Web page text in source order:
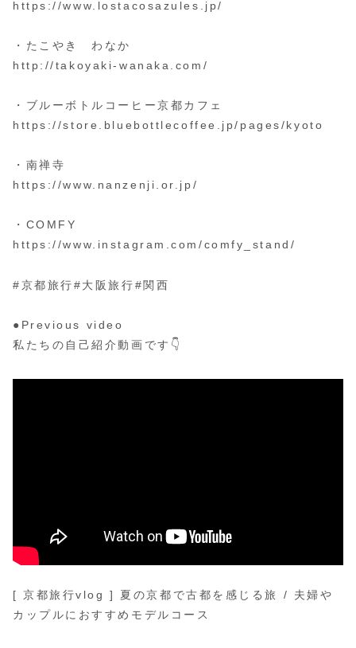
https://www.lostacosazules.jp/
・たこやき わなか
http://takoyaki-wanaka.com/
・ブルーボトルコーヒー京都カフェ
https://store.bluebottlecoffee.jp/pages/kyoto
・南禅寺
https://www.nanzenji.or.jp/
・COMFY
https://www.instagram.com/comfy_stand/
#京都旅行#大阪旅行#関西
●Previous video
私たちの自己紹介動画です👇
[ 京都旅行vlog ] 夏の京都で古都を感じる旅 / 夫婦や
カップルにおすすめモデルコース